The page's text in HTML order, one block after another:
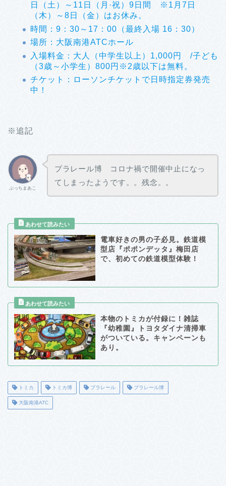
日（土）～11日（月·祝）9日間 ※1月7日
（木）～8日（金）はお休み。
時間：9：30～17：00（最終入場 16：30）
場所：大阪南港ATCホール
入場料金：大人（中学生以上）1,000円 /子ども
（3歳～小学生）800円※2歳以下は無料。
チケット：ローソンチケットで日時指定券発売
中！
※追記
ぷっちまあこ
プラレール博 コロナ禍で開催中止になっ
てしまったようです。。残念。。
電車好きの男の子必見。鉄道模
型店『ポポンデッタ』梅田店
で、初めての鉄道模型体験！
本物のトミカが付録に！雑誌
『幼稚園』トヨタダイナ清掃車
がついている。キャンペーンも
あり。
トミカ トミカ博 プラレール プラレール博
大阪南港ATC